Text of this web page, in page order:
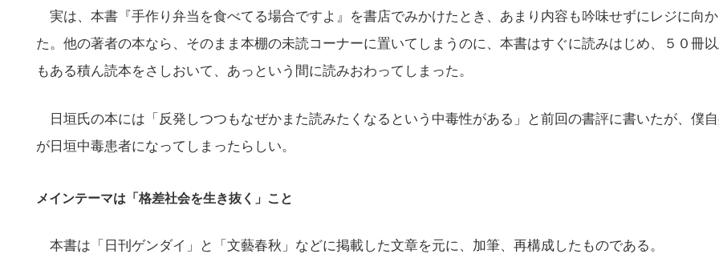
実は、本書『手作り弁当を食べてる場合ですよ』を書店でみかけたとき、あまり内容も吟味せずにレジに向
た。他の著者の本なら、そのまま本棚の未読コーナーに置いてしまうのに、本書はすぐに読みはじめ、５０冊
もある積ん読本をさしおいて、あっという間に読みおわってしまった。
日垣氏の本には「反発しつつもなぜかまた読みたくなるという中毒性がある」と前回の書評に書いたが、僕
が日垣中毒患者になってしまったらしい。
メインテーマは「格差社会を生き抜く」こと
本書は「日刊ゲンダイ」と「文藝春秋」などに掲載した文章を元に、加筆、再構成したものである。